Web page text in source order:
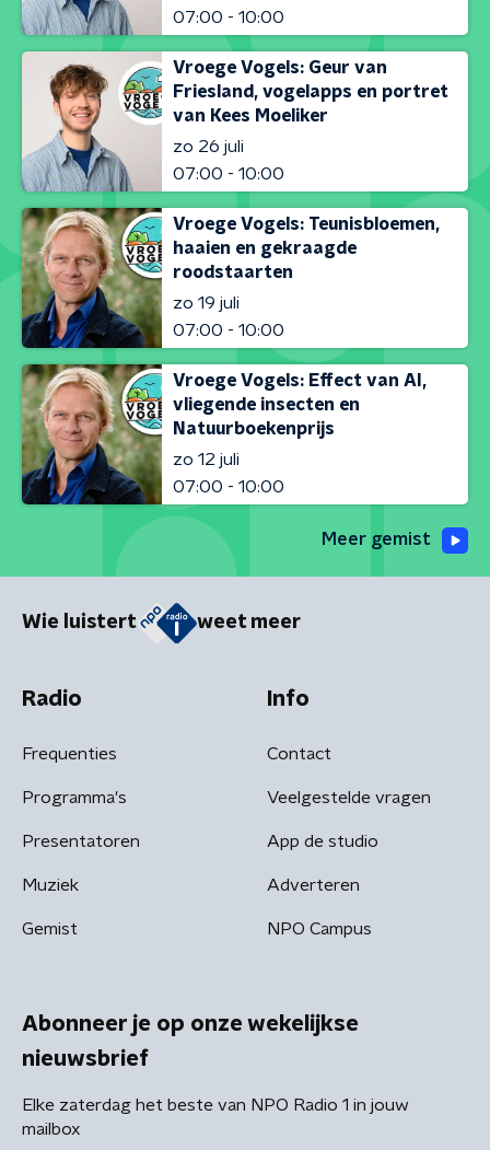
07:00 - 10:00
Vroege Vogels: Geur van
Friesland, vogelapps en portret
van Kees Moeliker
zo 26 juli
07:00 - 10:00
Vroege Vogels: Teunisbloemen,
haaien en gekraagde
roodstaarten
zo 19 juli
07:00 - 10:00
Vroege Vogels: Effect van AI,
vliegende insecten en
Natuurboekenprijs
zo 12 juli
07:00 - 10:00
Meer gemist
Wie luistert weet meer
Radio
Frequenties
Programma's
Presentatoren
Muziek
Gemist
Info
Contact
Veelgestelde vragen
App de studio
Adverteren
NPO Campus
Abonneer je op onze wekelijkse
nieuwsbrief
Elke zaterdag het beste van NPO Radio 1 in jouw
mailbox